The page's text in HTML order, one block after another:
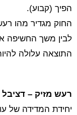
הפיך (קבוע).
החוק מגדיר מהו
לבין משך החשיפה
התוצאה עלולה
רעש מזיק – דציבל
יחידת המדידה של